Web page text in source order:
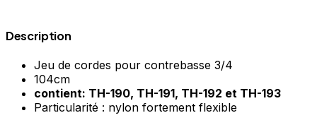
Description
Jeu de cordes pour contrebasse 3/4
104cm
contient: TH-190, TH-191, TH-192 et TH-193
Particularité : nylon fortement flexible